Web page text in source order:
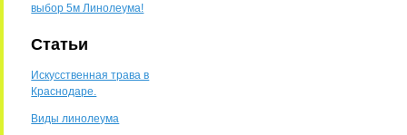
выбор 5м Линолеума!
Статьи
Искусственная трава в
Краснодаре.
Виды линолеума